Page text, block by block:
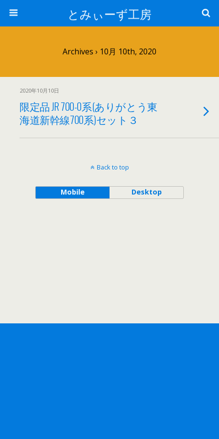
とみぃーず工房
Archives › 10月 10th, 2020
2020年10月10日
限定品 JR 700-0系(ありがとう東
海道新幹線700系)セット３
Back to top
Mobile Desktop